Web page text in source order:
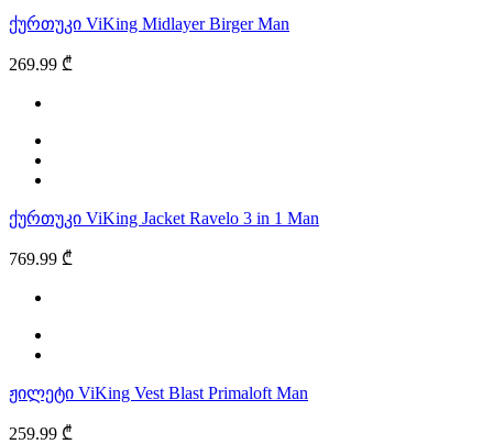
ქურთუკი ViKing Midlayer Birger Man
269.99 ₾
ქურთუკი ViKing Jacket Ravelo 3 in 1 Man
769.99 ₾
ჟილეტი ViKing Vest Blast Primaloft Man
259.99 ₾